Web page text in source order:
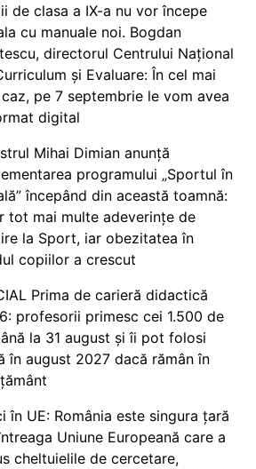
de clasa a IX-a nu vor începe
cu manuale noi. Bogdan
directorul Centrului Național
și Evaluare: În cel mai
pe 7 septembrie le vom avea
digital
Mihai Dimian anunță
programului „Sportul în
începând din această toamnă:
tot mai multe adeverințe de
la Sport, iar obezitatea în
copiilor a crescut
Prima de carieră didactică
profesorii primesc cei 1.500 de
la 31 august și îi pot folosi
în august 2027 dacă rămân în
în UE: România este singura țară
Uniune Europeană care a
cheltuielile de cercetare,